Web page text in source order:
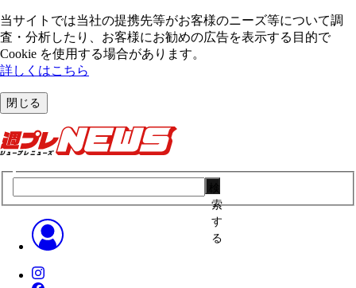
当サイトでは当社の提携先等がお客様のニーズ等について調
査・分析したり、お客様にお勧めの広告を表⽰する⽬的で
Cookie を使⽤する場合があります。
詳しくはこちら
閉じる
索
す
る